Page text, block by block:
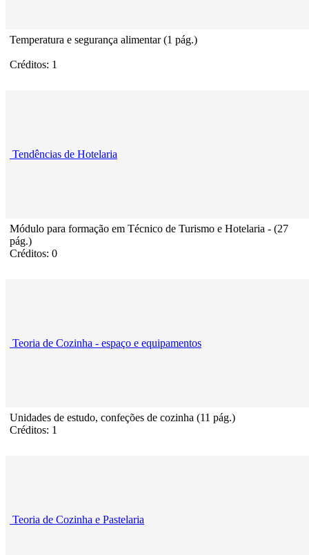
Temperatura e segurança alimentar (1 pág.)
Créditos: 1
Tendências de Hotelaria
Módulo para formação em Técnico de Turismo e Hotelaria - (27
pág.)
Créditos: 0
Teoria de Cozinha - espaço e equipamentos
Unidades de estudo, confeções de cozinha (11 pág.)
Créditos: 1
Teoria de Cozinha e Pastelaria